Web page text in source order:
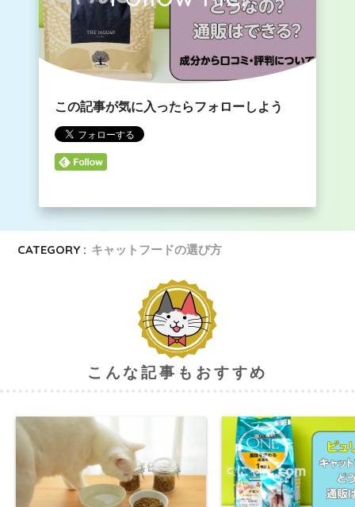
この記事が気に入ったらフォローしよう
CATEGORY : キャットフードの選び方
こんな記事もおすすめ